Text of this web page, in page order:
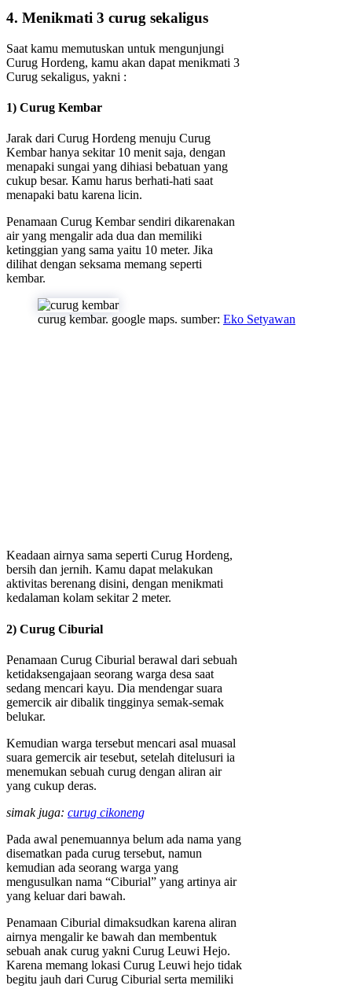
4. Menikmati 3 curug sekaligus
Saat kamu memutuskan untuk mengunjungi
Curug Hordeng, kamu akan dapat menikmati 3
Curug sekaligus, yakni :
1) Curug Kembar
Jarak dari Curug Hordeng menuju Curug
Kembar hanya sekitar 10 menit saja, dengan
menapaki sungai yang dihiasi bebatuan yang
cukup besar. Kamu harus berhati-hati saat
menapaki batu karena licin.
Penamaan Curug Kembar sendiri dikarenakan
air yang mengalir ada dua dan memiliki
ketinggian yang sama yaitu 10 meter. Jika
dilihat dengan seksama memang seperti
kembar.
curug kembar. google maps. sumber: Eko Setyawan
Keadaan airnya sama seperti Curug Hordeng,
bersih dan jernih. Kamu dapat melakukan
aktivitas berenang disini, dengan menikmati
kedalaman kolam sekitar 2 meter.
2) Curug Ciburial
Penamaan Curug Ciburial berawal dari sebuah
ketidaksengajaan seorang warga desa saat
sedang mencari kayu. Dia mendengar suara
gemercik air dibalik tingginya semak-semak
belukar.
Kemudian warga tersebut mencari asal muasal
suara gemercik air tesebut, setelah ditelusuri ia
menemukan sebuah curug dengan aliran air
yang cukup deras.
simak juga: curug cikoneng
Pada awal penemuannya belum ada nama yang
disematkan pada curug tersebut, namun
kemudian ada seorang warga yang
mengusulkan nama “Ciburial” yang artinya air
yang keluar dari bawah.
Penamaan Ciburial dimaksudkan karena aliran
airnya mengalir ke bawah dan membentuk
sebuah anak curug yakni Curug Leuwi Hejo.
Karena memang lokasi Curug Leuwi hejo tidak
begitu jauh dari Curug Ciburial serta memiliki